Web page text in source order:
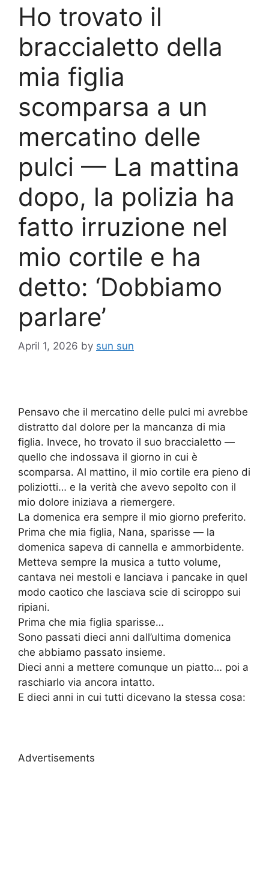
Ho trovato il
braccialetto della
mia figlia
scomparsa a un
mercatino delle
pulci — La mattina
dopo, la polizia ha
fatto irruzione nel
mio cortile e ha
detto: ‘Dobbiamo
parlare’
April 1, 2026 by sun sun
Pensavo che il mercatino delle pulci mi avrebbe
distratto dal dolore per la mancanza di mia
figlia. Invece, ho trovato il suo braccialetto —
quello che indossava il giorno in cui è
scomparsa. Al mattino, il mio cortile era pieno di
poliziotti… e la verità che avevo sepolto con il
mio dolore iniziava a riemergere.
La domenica era sempre il mio giorno preferito.
Prima che mia figlia, Nana, sparisse — la
domenica sapeva di cannella e ammorbidente.
Metteva sempre la musica a tutto volume,
cantava nei mestoli e lanciava i pancake in quel
modo caotico che lasciava scie di sciroppo sui
ripiani.
Prima che mia figlia sparisse…
Sono passati dieci anni dall’ultima domenica
che abbiamo passato insieme.
Dieci anni a mettere comunque un piatto… poi a
raschiarlo via ancora intatto.
E dieci anni in cui tutti dicevano la stessa cosa:
Advertisements